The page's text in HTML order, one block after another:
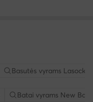
Basutės vyrams Lasocki
Batai vyrams New